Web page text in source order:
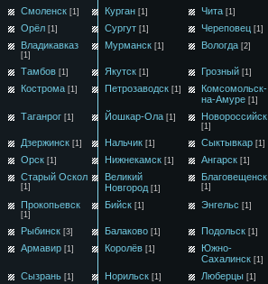
Смоленск [1] Курган [1] Чита [1]
Орёл [1] Сургут [1] Череповец [1]
Владикавказ
[1]
Мурманск [1] Вологда [2]
Тамбов [1] Якутск [1] Грозный [1]
Кострома [1] Петрозаводск [1]
Комсомольск-
на-Амуре [1]
Таганрог [1] Йошкар-Ола [1] Новороссийск
[1]
Дзержинск [1] Нальчик [1] Сыктывкар [1]
Орск [1] Нижнекамск [1] Ангарск [1]
Старый Оскол
[1]
Великий
Новгород [1]
Благовещенск
[1]
Прокопьевск
[1]
Бийск [1] Энгельс [1]
Рыбинск [3] Балаково [1] Подольск [1]
Армавир [1] Королёв [1]
Южно-
Сахалинск [1]
Сызрань [1] Норильск [1] Люберцы [1]